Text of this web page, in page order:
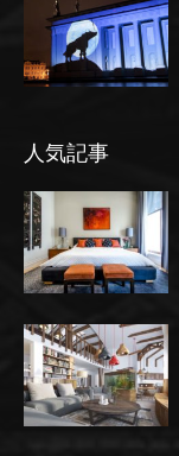
人気記事